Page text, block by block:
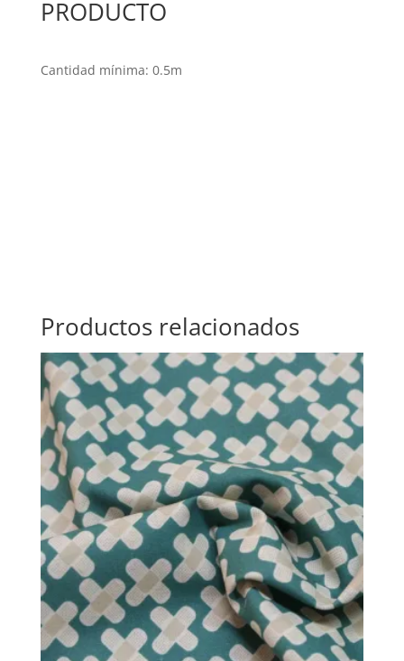
PRODUCTO
Cantidad mínima: 0.5m
Productos relacionados